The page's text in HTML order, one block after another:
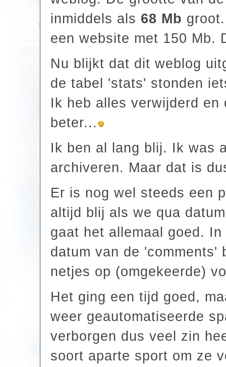
inmiddels als 68 Mb
een website met 150 Mb.
Nu blijkt dat dit weblog
de tabel 'stats' stonden
Ik heb alles verwijderd
beter...
Ik ben al lang blij. Ik was
archiveren. Maar dat is
Er is nog wel steeds een
altijd blij als we qua
gaat het allemaal goed.
datum van de
netjes op (omgekeerde)
Het ging een tijd goed,
weer geautomatiseerde
verborgen dus veel zin
soort aparte sport om ze